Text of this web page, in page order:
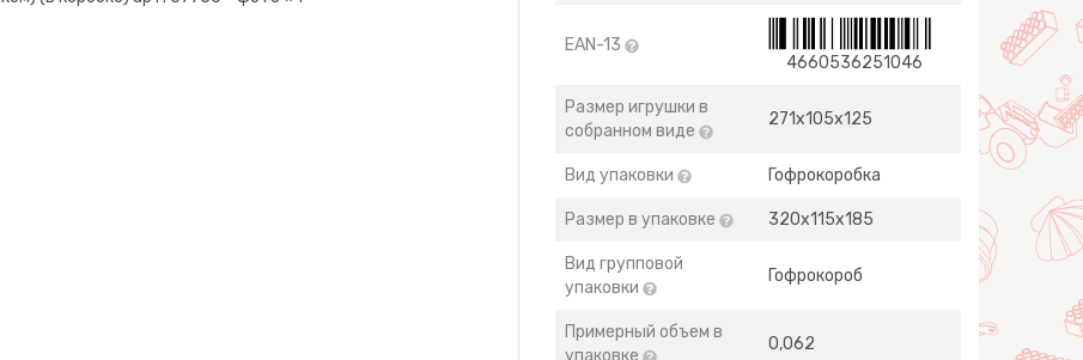
EAN-13
4660536251046
Размер игрушки в
собранном виде
271х105х125
Вид упаковки Гофрокоробка
Размер в упаковке 320х115х185
Вид групповой
упаковки
Гофрокороб
Примерный объем в
упаковке
0,062